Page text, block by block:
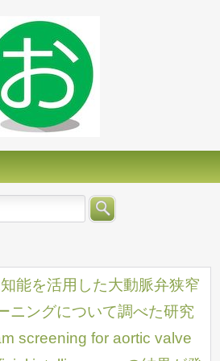
能を活用した大動脈弁狭窄
ニングについて調べた研究
screening for aortic valve